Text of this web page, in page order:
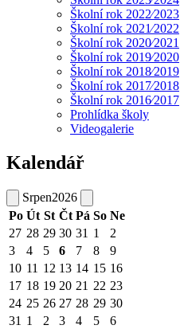
Školní rok 2022⁄2023
Školní rok 2021⁄2022
Školní rok 2020⁄2021
Školní rok 2019⁄2020
Školní rok 2018⁄2019
Školní rok 2017⁄2018
Školní rok 2016⁄2017
Prohlídka školy
Videogalerie
Kalendář
Srpen2026
Po Út St Čt Pá So Ne
27 28 29 30 31 1
2
3
4 5 6 7 8
9
10 11 12 13 14 15 16
17 18 19 20 21 22 23
24 25 26 27 28 29 30
31 1 2 3 4 5 6